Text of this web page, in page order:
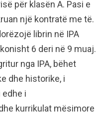
për klasën A. Pasi e
një kontratë me të.
librin në IPA
6 deri në 9 muaj.
nga IPA, bëhet
dhe historike, i
i
kurrikulat mësimore